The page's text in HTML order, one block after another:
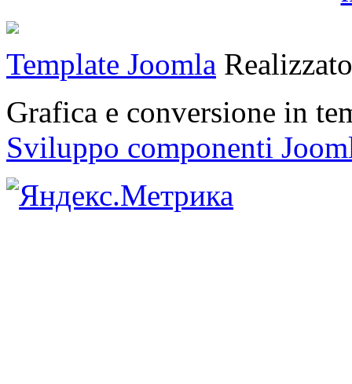
Template Joomla
Grafica e conversione in
Sviluppo componenti